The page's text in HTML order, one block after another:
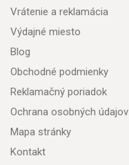
Vrátenie a reklamácia
Výdajné miesto
Blog
Obchodné podmienky
Reklamačný poriadok
Ochrana osobných údajov
Mapa stránky
Kontakt